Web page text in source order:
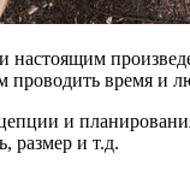
проводить время и
и
размер и т.д.